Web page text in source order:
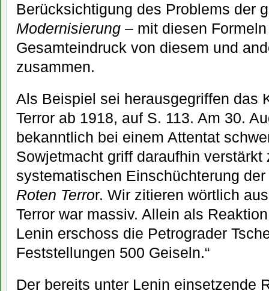
Berücksichtigung des Problems der
Modernisierung – mit diesen
Gesamteindruck von diesem und
zusammen.
Als Beispiel sei herausgegriffen das
Terror ab 1918, auf S. 113. Am 30.
bekanntlich bei einem Attentat
Sowjetmacht griff daraufhin verstärkt
systematischen Einschüchterung
Roten Terror. Wir zitieren wörtlich
Terror war massiv. Allein als
Lenin erschoss die Petrograder
Feststellungen 500 Geiseln.“
Der bereits unter Lenin einsetzende